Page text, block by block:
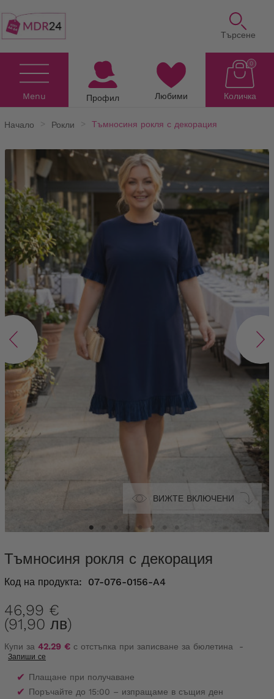
Търсене
Menu Профил Любими Количка
0
Начало Рокли Тъмносиня рокля с декорация
ВИЖТЕ ВКЛЮЧЕНИ
Тъмносиня рокля с декорация
Код на продукта: 07-076-0156-A4
46,99 €
(91,90 лв)
Купи за 42.29 € с отстъпка при записване за бюлетина -
Запиши се
✔ Плащане при получаване
✔ Поръчайте до 15:00 – изпращаме в същия ден